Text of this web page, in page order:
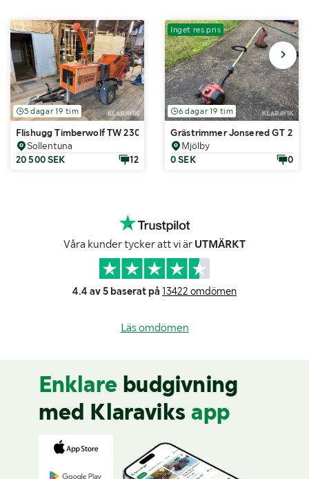
5 dagar 19 tim
Flishugg Timberwolf TW 230DHB
Sollentuna
20 500 SEK
12
Inget res.pris
6 dagar 19 tim
Grästrimmer Jonsered GT 2126
Mjölby
0 SEK
0
Våra kunder tycker att vi är UTMÄRKT
4.4 av 5 baserat på 13422 omdömen
Läs omdömen
Enklare budgivning
med Klaraviks app